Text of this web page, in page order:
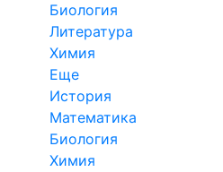
Биология
Литература
Химия
Еще
История
Математика
Биология
Химия